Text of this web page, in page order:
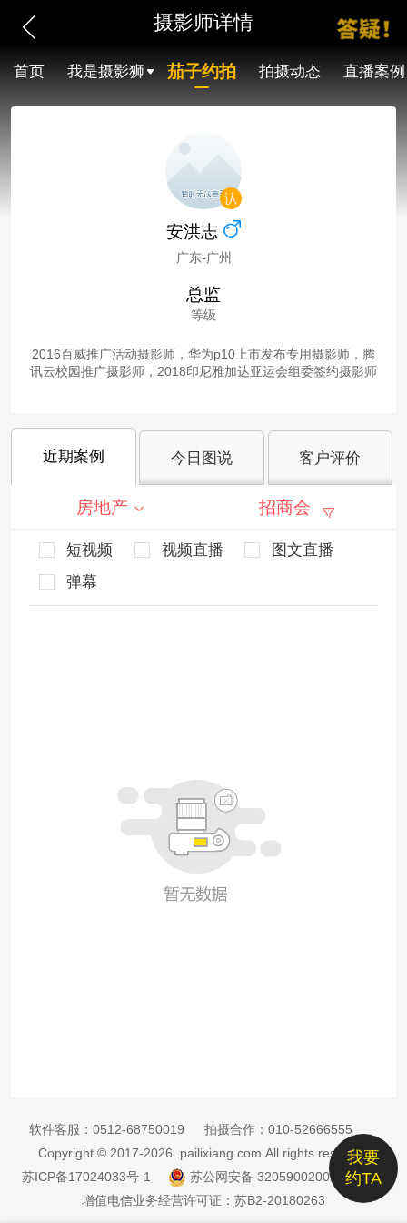
摄影师详情
首页 我是摄影狮 茄子约拍 拍摄动态 直播案例
安洪志
广东-广州
总监
等级
2016百威推广活动摄影师，华为p10上市发布专用摄影师，腾
讯云校园推广摄影师，2018印尼雅加达亚运会组委签约摄影师
近期案例 今日图说 客户评价
房地产 招商会
短视频 视频直播
图文直播
弹幕
我要
约TA
软件客服： 0512-68750019 拍摄合作： 010-52666555
Copyright © 2017-2026 pailixiang.com All rights reserved
苏ICP备17024033号-1
苏公网安备 32059002002885号
增值电信业务经营许可证：苏B2-20180263